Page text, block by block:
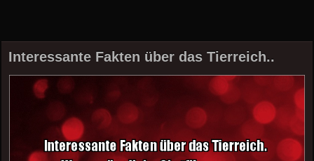
Interessante Fakten über das Tierreich..